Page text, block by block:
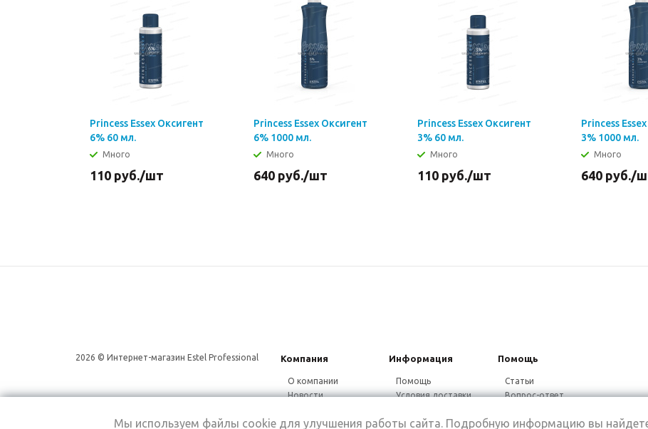
Princess Essex Оксигент
6% 60 мл.
Много
110 руб./шт
Princess Essex Оксигент
6% 1000 мл.
Много
640 руб./шт
Princess Essex Оксигент
3% 60 мл.
Много
110 руб./шт
Princess
3% 1000 мл.
Много
640 руб./
2026 © Интернет-магазин Estel Professional Компания Информация Помощь
О компании
Новости
Магазины
Помощь
Условия доставки
Дисконтная
Статьи
Вопрос-ответ
Мы используем файлы cookie для улучшения работы сайта. Подробную информацию вы